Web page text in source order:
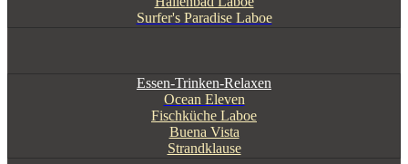
Surfer's Paradise Laboe
Essen-Trinken-Relaxen
Ocean Eleven
Fischküche Laboe
Buena Vista
Strandklause